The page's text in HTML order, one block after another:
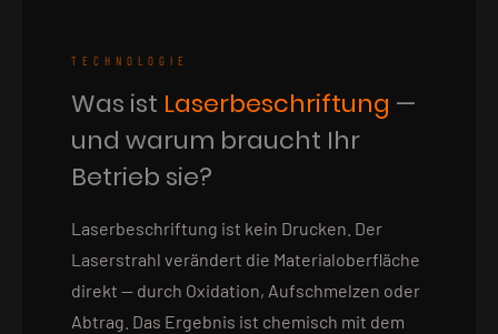
TECHNOLOGIE
Was ist Laserbeschriftung —
und warum braucht Ihr
Betrieb sie?
Laserbeschriftung ist kein Drucken. Der
Laserstrahl verändert die Materialoberfläche
direkt — durch Oxidation, Aufschmelzen oder
Abtrag. Das Ergebnis ist chemisch mit dem